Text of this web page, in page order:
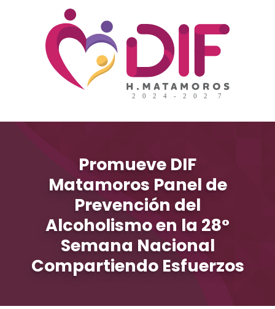
Promueve DIF
Matamoros Panel de
Prevención del
Alcoholismo en la 28°
Semana Nacional
Compartiendo Esfuerzos